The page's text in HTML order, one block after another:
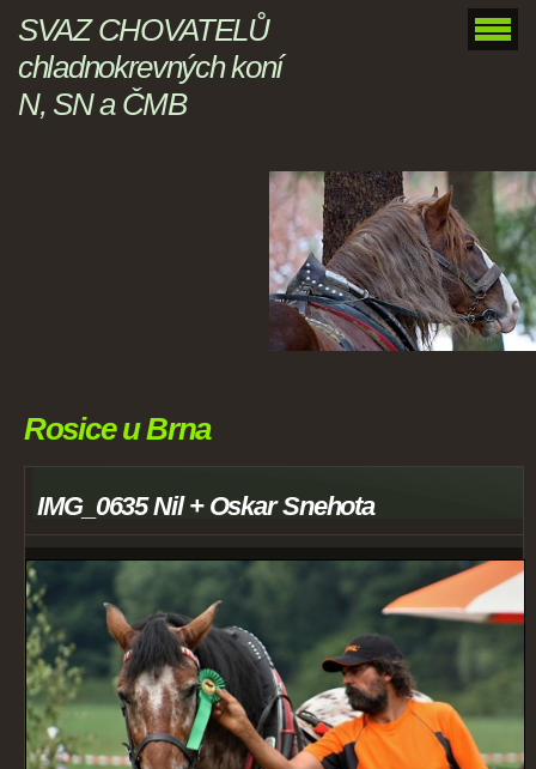
SVAZ CHOVATELŮ
chladnokrevných koní
N, SN a ČMB
Rosice u Brna
IMG_0635 Nil + Oskar Snehota